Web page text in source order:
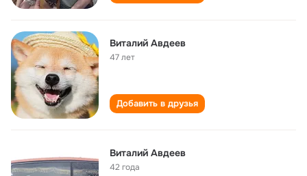
Виталий Авдеев
47 лет
Добавить в друзья
Виталий Авдеев
42 года